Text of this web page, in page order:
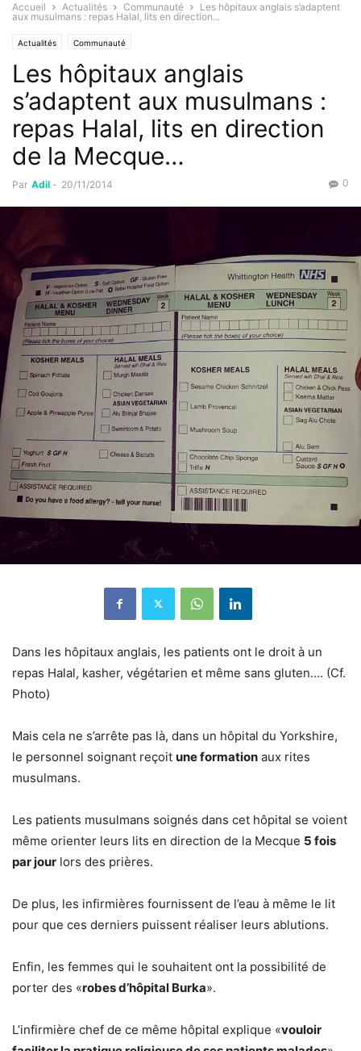
Accueil Actualités Communauté
Les hôpitaux anglais s’adaptent
aux musulmans : repas Halal, lits en direction...
Actualités Communauté
Les hôpitaux anglais
s’adaptent aux musulmans :
repas Halal, lits en direction
de la Mecque…
Par Adil - 20/11/2014 0
Dans les hôpitaux anglais, les patients ont le droit à un
repas Halal, kasher, végétarien et même sans gluten…. (Cf.
Photo)
Mais cela ne s’arrête pas là, dans un hôpital du Yorkshire,
le personnel soignant reçoit une formation aux rites
musulmans.
Les patients musulmans soignés dans cet hôpital se voient
même orienter leurs lits en direction de la Mecque 5 fois
par jour lors des prières.
De plus, les infirmières fournissent de l’eau à même le lit
pour que ces derniers puissent réaliser leurs ablutions.
Enfin, les femmes qui le souhaitent ont la possibilité de
porter des «robes d’hôpital Burka».
L’infirmière chef de ce même hôpital explique «vouloir